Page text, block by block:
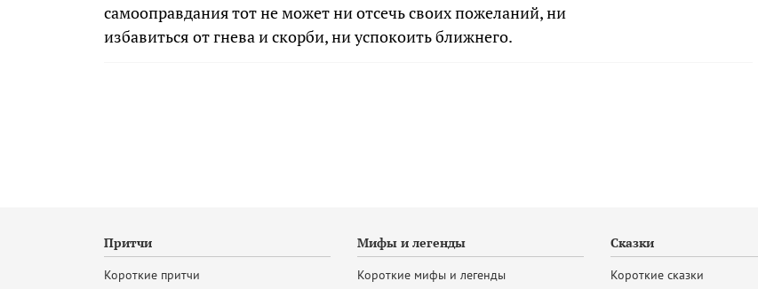
самооправдания тот не может ни отсечь своих пожеланий, ни
избавиться от гнева и скорби, ни успокоить ближнего.
Притчи
Короткие притчи
Мифы и легенды
Короткие мифы и легенды
Сказки
Короткие сказки